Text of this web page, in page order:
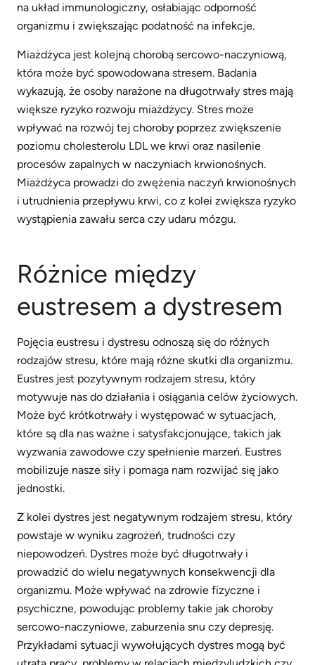
na układ immunologiczny, osłabiając odporność
organizmu i zwiększając podatność na infekcje.
Miażdżyca jest kolejną chorobą sercowo-naczyniową,
która może być spowodowana stresem. Badania
wykazują, że osoby narażone na długotrwały stres mają
większe ryzyko rozwoju miażdżycy. Stres może
wpływać na rozwój tej choroby poprzez zwiększenie
poziomu cholesterolu LDL we krwi oraz nasilenie
procesów zapalnych w naczyniach krwionośnych.
Miażdżyca prowadzi do zwężenia naczyń krwionośnych
i utrudnienia przepływu krwi, co z kolei zwiększa ryzyko
wystąpienia zawału serca czy udaru mózgu.
Różnice między
eustresem a dystresem
Pojęcia eustresu i dystresu odnoszą się do różnych
rodzajów stresu, które mają różne skutki dla organizmu.
Eustres jest pozytywnym rodzajem stresu, który
motywuje nas do działania i osiągania celów życiowych.
Może być krótkotrwały i występować w sytuacjach,
które są dla nas ważne i satysfakcjonujące, takich jak
wyzwania zawodowe czy spełnienie marzeń. Eustres
mobilizuje nasze siły i pomaga nam rozwijać się jako
jednostki.
Z kolei dystres jest negatywnym rodzajem stresu, który
powstaje w wyniku zagrożeń, trudności czy
niepowodzeń. Dystres może być długotrwały i
prowadzić do wielu negatywnych konsekwencji dla
organizmu. Może wpływać na zdrowie fizyczne i
psychiczne, powodując problemy takie jak choroby
sercowo-naczyniowe, zaburzenia snu czy depresję.
Przykładami sytuacji wywołujących dystres mogą być